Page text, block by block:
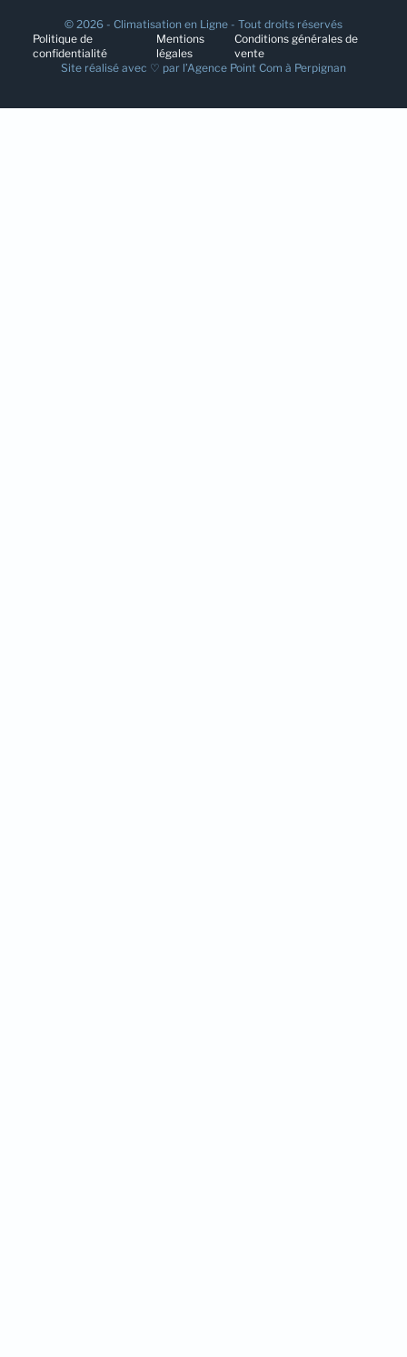
© 2026 - Climatisation en Ligne - Tout droits réservés
Politique de
confidentialité
Mentions
légales
Conditions générales de
vente
Site réalisé avec ♡ par l’Agence Point Com à Perpignan